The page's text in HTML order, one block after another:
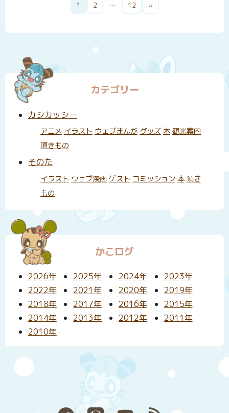
の
ジ
送
り
1 2 … 12 »
カテゴリー
カシカッシー
アニメ イラスト ウェブまんが グッズ 本 観光案内
頂きもの
そのた
イラスト ウェブ漫画 ゲスト コミッション 本 頂き
もの
かこログ
2026年 2025年 2024年
2023年
2022年
2021年 2020年
2019年
2018年
2017年 2016年
2015年
2014年
2013年 2012年
2011年
2010年